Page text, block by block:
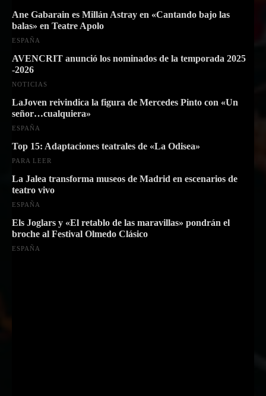
Ane Gabarain es Millán Astray en «Cantando bajo las
balas» en Teatre Apolo
ESPAÑA
AVENCRIT anunció los nominados de la temporada 2025
-2026
NOTICIAS
LaJoven reivindica la figura de Mercedes Pinto con «Un
señor…cualquiera»
ESPAÑA
Top 15: Adaptaciones teatrales de «La Odisea»
PARA LEER
La Jalea transforma museos de Madrid en escenarios de
teatro vivo
ESPAÑA
Els Joglars y «El retablo de las maravillas» pondrán el
broche al Festival Olmedo Clásico
ESPAÑA